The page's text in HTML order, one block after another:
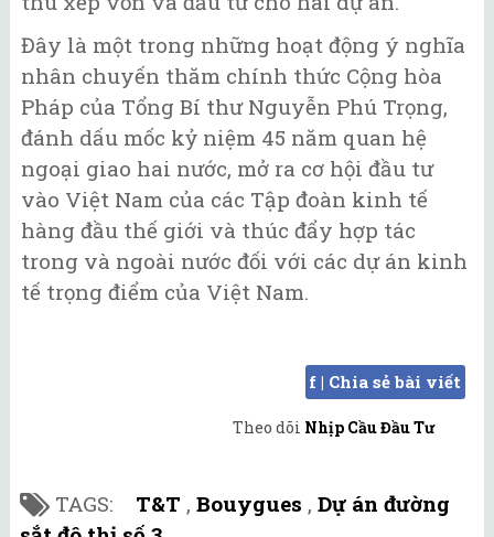
Đây là một trong những hoạt động ý nghĩa
nhân chuyến thăm chính thức Cộng hòa
Pháp của Tổng Bí thư Nguyễn Phú Trọng,
đánh dấu mốc kỷ niệm 45 năm quan hệ
ngoại giao hai nước, mở ra cơ hội đầu tư
vào Việt Nam của các Tập đoàn kinh tế
hàng đầu thế giới và thúc đẩy hợp tác
trong và ngoài nước đối với các dự án kinh
tế trọng điểm của Việt Nam.
f | Chia sẻ bài viết
Theo dõi Nhịp Cầu Đầu Tư
TAGS: T&T , Bouygues , Dự án đường